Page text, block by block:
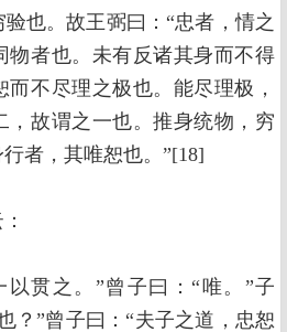
也。故王弼曰：“忠者，情之
物者也。未有反诸其身而不得
不尽理之极也。能尽理极，
，故谓之一也。推身统物，穷
者，其唯恕也。”[18]
贯之。”曾子曰：“唯。”子
？”曾子曰：“夫子之道，忠恕